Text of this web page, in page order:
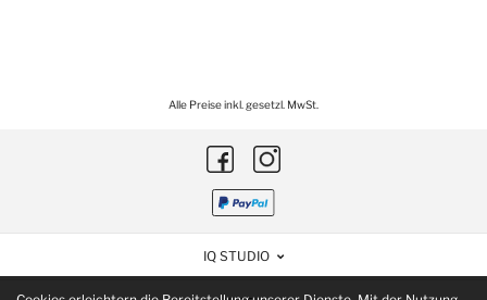
Alle Preise inkl. gesetzl. MwSt.
IQ STUDIO